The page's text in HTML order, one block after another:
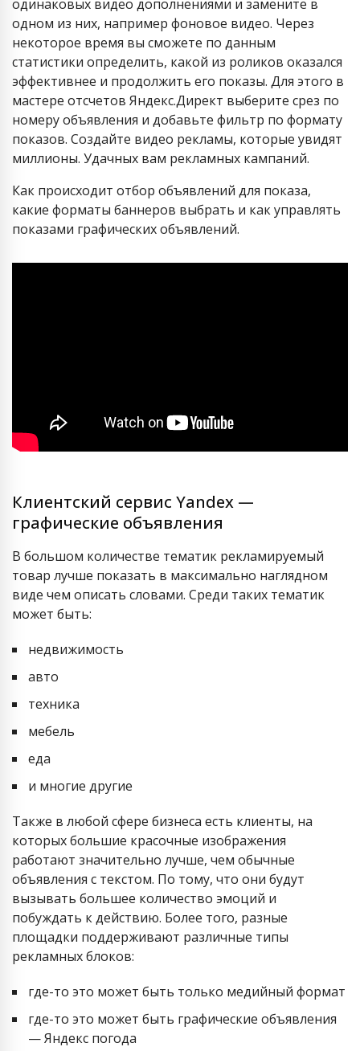
одинаковых видео дополнениями и замените в
одном из них, например фоновое видео. Через
некоторое время вы сможете по данным
статистики определить, какой из роликов оказался
эффективнее и продолжить его показы. Для этого в
мастере отсчетов Яндекс.Директ выберите срез по
номеру объявления и добавьте фильтр по формату
показов. Создайте видео рекламы, которые увидят
миллионы. Удачных вам рекламных кампаний.
Как происходит отбор объявлений для показа,
какие форматы баннеров выбрать и как управлять
показами графических объявлений.
Клиентский сервис Yandex —
графические объявления
В большом количестве тематик рекламируемый
товар лучше показать в максимально наглядном
виде чем описать словами. Среди таких тематик
может быть:
недвижимость
авто
техника
мебель
еда
и многие другие
Также в любой сфере бизнеса есть клиенты, на
которых большие красочные изображения
работают значительно лучше, чем обычные
объявления с текстом. По тому, что они будут
вызывать большее количество эмоций и
побуждать к действию. Более того, разные
площадки поддерживают различные типы
рекламных блоков:
где-то это может быть только медийный формат
где-то это может быть графические объявления
— Яндекс погода